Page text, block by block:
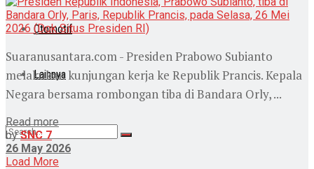
Otomotif
Lainnya
Suaranusantara.com - Presiden Prabowo Subianto
melakukan kunjungan kerja ke Republik Prancis. Kepala
Negara bersama rombongan tiba di Bandara Orly, ...
Read more
by SNC 7
26 May 2026
Load More